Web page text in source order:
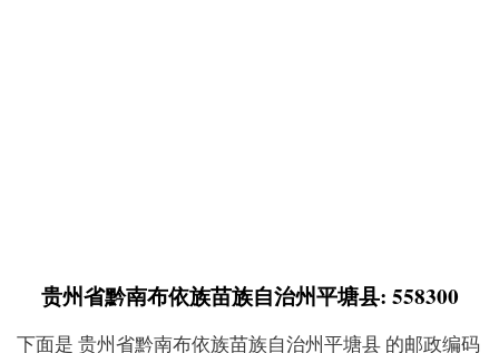
贵州省黔南布依族苗族自治州平塘县: 558300
下面是 贵州省黔南布依族苗族自治州平塘县 的邮政编码